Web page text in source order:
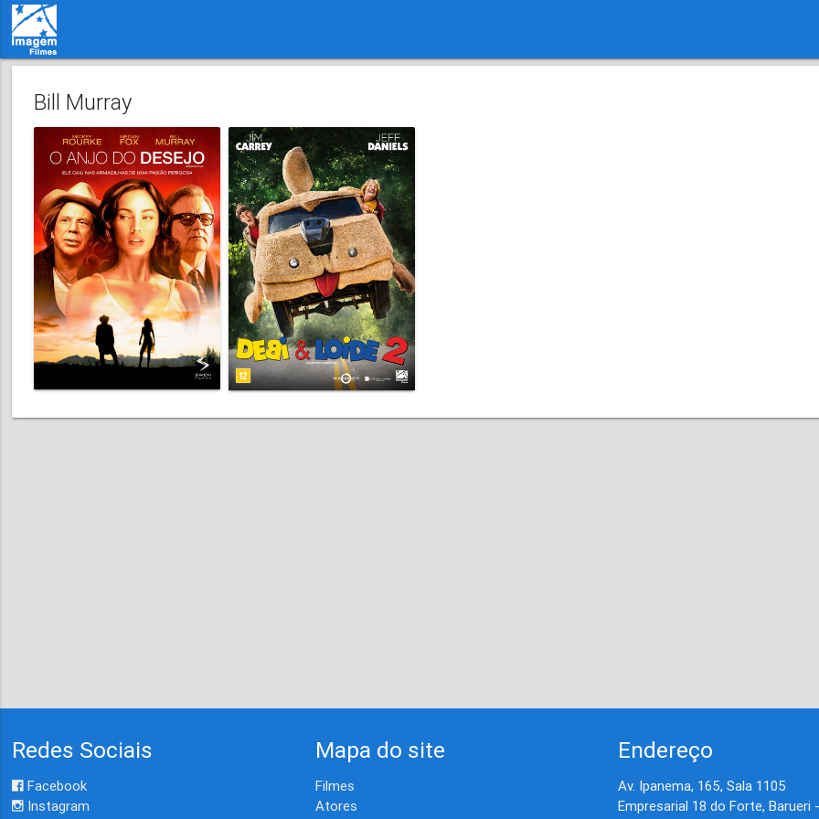
Bill Murray
Redes Sociais
Facebook
Instagram
Mapa do site
Filmes
Atores
Endereço
Av. Ipanema, 165, Sala 1105
Empresarial 18 do Forte, Barueri